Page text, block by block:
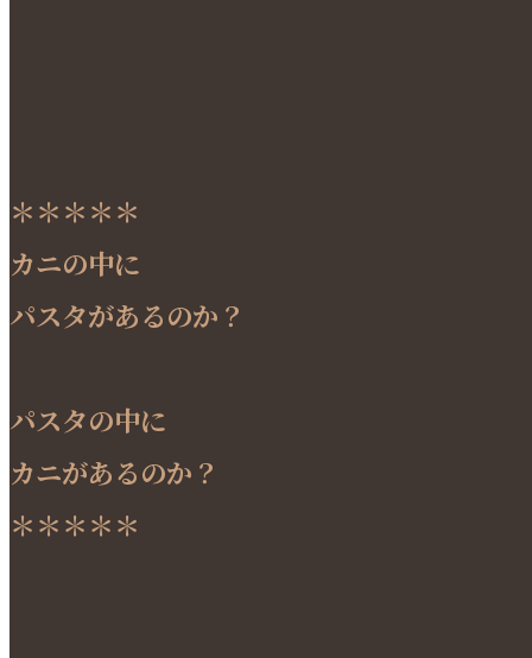
＊＊＊＊＊
カニの中に
パスタがあるのか？
パスタの中に
カニがあるのか？
＊＊＊＊＊